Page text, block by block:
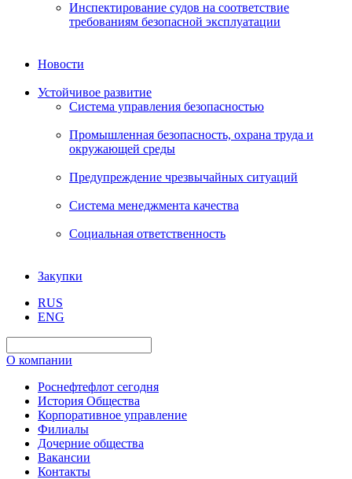
Инспектирование судов на соответствие
требованиям безопасной эксплуатации
Новости
Устойчивое развитие
Система управления безопасностью
Промышленная безопасность, охрана труда и
окружающей среды
Предупреждение чрезвычайных ситуаций
Система менеджмента качества
Социальная ответственность
Закупки
RUS
ENG
О компании
Роснефтефлот сегодня
История Общества
Корпоративное управление
Филиалы
Дочерние общества
Вакансии
Контакты